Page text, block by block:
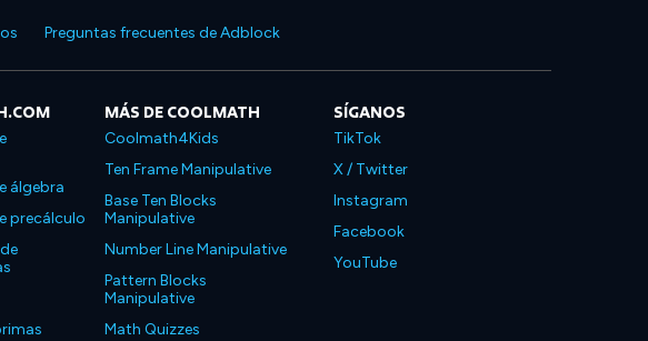
Preguntas frecuentes de Adblock
álgebra
precálculo
MÁS DE COOLMATH
Coolmath4Kids
Ten Frame Manipulative
Base Ten Blocks
Manipulative
Number Line Manipulative
Pattern Blocks
Manipulative
Math Quizzes
SÍGANOS
TikTok
X / Twitter
Instagram
Facebook
YouTube